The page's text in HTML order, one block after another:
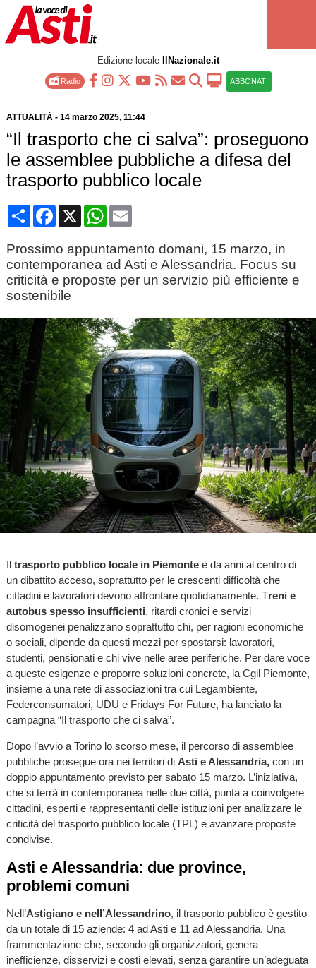
Edizione locale IlNazionale.it
Radio ABBONATI
ATTUALITÀ- 14 marzo 2025, 11:44
“Il trasporto che ci salva”: proseguono
le assemblee pubbliche a difesa del
trasporto pubblico locale
CondividiFacebook
X WhatsApp
Email
Prossimo appuntamento domani, 15 marzo, in
contemporanea ad Asti e Alessandria. Focus su
criticità e proposte per un servizio più efficiente e
sostenibile
Il trasporto pubblico locale in Piemonte è da anni al centro di
un dibattito acceso, soprattutto per le crescenti difficoltà che
cittadini e lavoratori devono affrontare quotidianamente. Treni e
autobus spesso insufficienti, ritardi cronici e servizi
disomogenei penalizzano soprattutto chi, per ragioni economiche
o sociali, dipende da questi mezzi per spostarsi: lavoratori,
studenti, pensionati e chi vive nelle aree periferiche. Per dare voce
a queste esigenze e proporre soluzioni concrete, la Cgil Piemonte,
insieme a una rete di associazioni tra cui Legambiente,
Federconsumatori, UDU e Fridays For Future, ha lanciato la
campagna “Il trasporto che ci salva”.
Dopo l’avvio a Torino lo scorso mese, il percorso di assemblee
pubbliche prosegue ora nei territori di Asti e Alessandria,con un
doppio appuntamento previsto per sabato 15 marzo. L’iniziativa,
che si terrà in contemporanea nelle due città, punta a coinvolgere
cittadini, esperti e rappresentanti delle istituzioni per analizzare le
criticità del trasporto pubblico locale (TPL) e avanzare proposte
condivise.
Asti e Alessandria: due province,
problemi comuni
Nell’Astigiano e nell’Alessandrino, il trasporto pubblico è gestito
da un totale di 15 aziende: 4 ad Asti e 11 ad Alessandria. Una
frammentazione che, secondo gli organizzatori, genera
inefficienze, disservizi e costi elevati, senza garantire un’adeguata